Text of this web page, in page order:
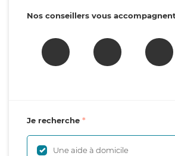
Nos conseillers vous
Je recherche
Une aide à domicile